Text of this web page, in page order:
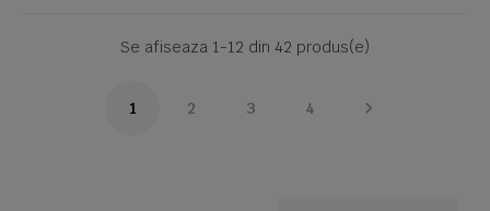
Se afiseaza 1-12 din 42 produs(e)
1 2 3 4 